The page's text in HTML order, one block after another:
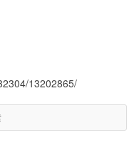
13202865/